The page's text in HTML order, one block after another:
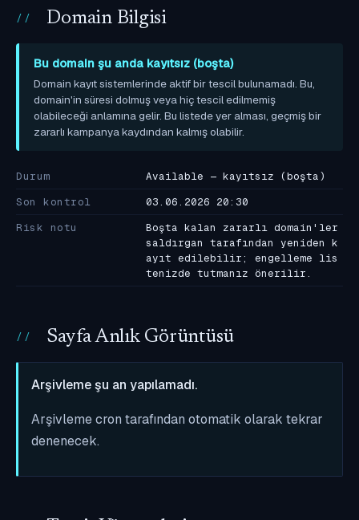
Domain Bilgisi
Bu domain şu anda kayıtsız (boşta)
Domain kayıt sistemlerinde aktif bir tescil bulunamadı. Bu,
domain'in süresi dolmuş veya hiç tescil edilmemiş
olabileceği anlamına gelir. Bu listede yer alması, geçmiş bir
zararlı kampanya kaydından kalmış olabilir.
Durum
Available — kayıtsız (boşta)
Son kontrol
03.06.2026 20:30
Risk notu
Boşta kalan zararlı domain'ler
saldırgan tarafından yeniden k
ayıt edilebilir; engelleme lis
tenizde tutmanız önerilir.
Sayfa Anlık Görüntüsü
Arşivleme şu an yapılamadı.
Arşivleme cron tarafından otomatik olarak tekrar
denenecek.